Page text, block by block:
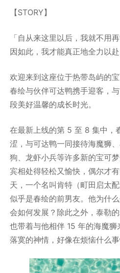
【STORY】
「自从来这里以后，我就不用
因如此，我才能真正地全力以赴
欢迎来到这座位于热带岛屿的
春绘与伙伴可达鸭携手迎客，
段美好温馨的成长时光。
在最新上线的第 5 至 8 集中，
涩，与可达鸭一同接待海魔狮
狗、龙虾小兵等许多新的宝可
宾相处得轻松又愉快，偶尔才
天，一个名叫肯特（町田启太
似乎是春绘的前男友。他为什
会如何发展？除此之外，泰勒
也带着与他相伴 15 年的海魔
落寞的神情，好像在烦恼什么